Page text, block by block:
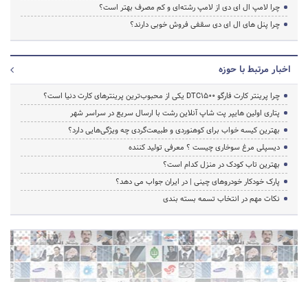
چرا لامپ ال ای دی از لامپ رشته‌ای و کم مصرف بهتر است؟
چرا پنل های ال ای دی سقفی فروش خوبی دارند؟
اخبار مرتبط با حوزه
چرا پرینتر کارت فارگو DTC1500 یکی از محبوب‌ترین پرینترهای کارت دنیا است؟
پتاری اولین هایپر پت شاپ آنلاین رشت با ارسال سریع در سراسر شهر
بهترین کیسه خواب برای کوهنوردی و طبیعت‌گردی چه ویژگی‌هایی دارد؟
دیسپلی مرغ سوخاری چیست ؟ معرفی تولید کننده
بهترین تاب کودک در منزل کدام است؟
پارک خودکار خودروهای چینی | در ایران جواب می دهد؟
نکات مهم در انتخاب تسمه بسته بندی